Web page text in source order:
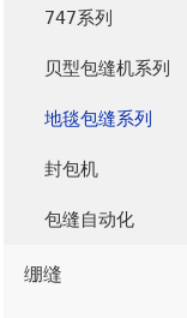
747系列
贝型包缝机系列
地毯包缝系列
封包机
包缝自动化
绷缝